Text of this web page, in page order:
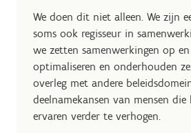
We doen dit niet alleen. We zijn
soms ook regisseur in
we zetten samenwerkingen op en
optimaliseren en onderhouden
overleg met andere
deelnamekansen van mensen die
ervaren verder te verhogen.